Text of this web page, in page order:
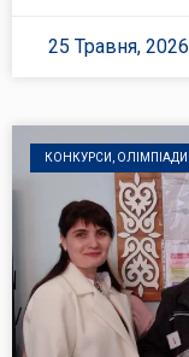
25 Травня, 2026
КОНКУРСИ, ОЛІМПІАДИ